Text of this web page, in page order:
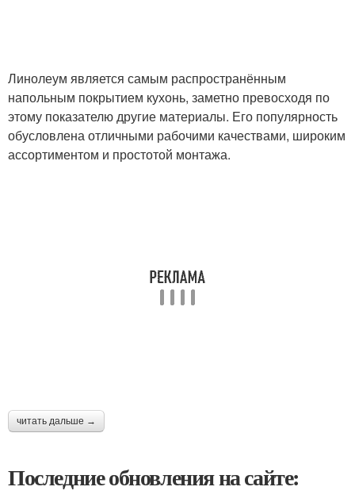
Линолеум является самым распространённым
напольным покрытием кухонь, заметно превосходя по
этому показателю другие материалы. Его популярность
обусловлена отличными рабочими качествами, широким
ассортиментом и простотой монтажа.
читать дальше →
Последние обновления на сайте: